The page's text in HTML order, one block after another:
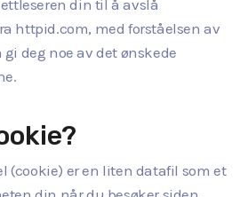
din til å avslå
httpid.com, med forståelsen av
deg noe av det ønskede
(cookie) er en liten datafil som et